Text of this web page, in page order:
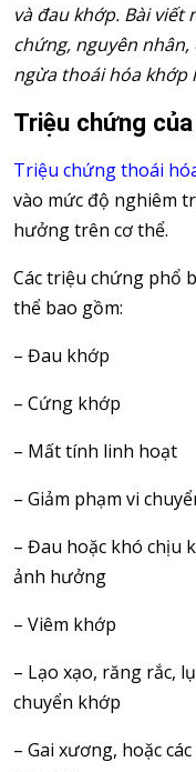
và đau khớp. Bài viết
chứng, nguyên
ngừa thoái hóa khớp
Triệu chứng
Triệu chứng thoái
vào mức độ nghiêm
hưởng trên cơ thể.
Các triệu chứng phổ
thể bao gồm:
– Đau khớp
– Cứng khớp
– Mất tính linh hoạt
– Giảm phạm vi
– Đau hoặc khó chịu
ảnh hưởng
– Viêm khớp
– Lạo xạo, răng rắc,
chuyển khớp
– Gai xương, hoặc